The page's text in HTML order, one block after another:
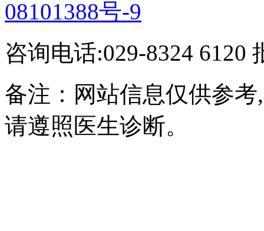
08101388号-9
咨询电话:029-8324 6120
备注：网站信息仅供参
请遵照医生诊断。